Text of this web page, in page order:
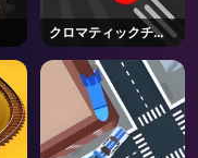
クロマティックチャ
レンジ